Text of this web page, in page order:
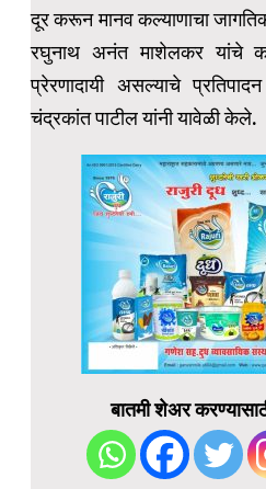
दूर करून मानव कल्याणाचा
रघुनाथ अनंत माशेलकर यांचे
प्रेरणादायी असल्याचे
चंद्रकांत पाटील यांनी यावेळी केले.
बातमी शेअर